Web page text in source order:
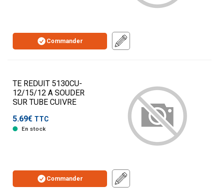
Commander
TE REDUIT 5130CU-
12/15/12 A SOUDER
SUR TUBE CUIVRE
5.69€ TTC
En stock
Commander